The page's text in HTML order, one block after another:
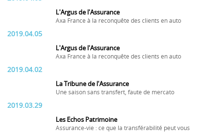
L'Argus de l'Assurance
Axa France à la reconquête des clients en auto
2019.04.05
L'Argus de l'Assurance
Axa France à la reconquête des clients en auto
2019.04.02
La Tribune de l'Assurance
Une saison sans transfert, faute de mercato
2019.03.29
Les Echos Patrimoine
Assurance-vie : ce que la transférabilité peut vous